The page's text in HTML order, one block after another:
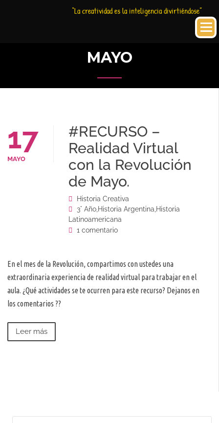
“La creatividad es la inteligencia divirtiéndose”
MAYO
17
MAYO
#RECURSO –
Realidad Virtual
con la Revolución
de Mayo.
Historia Creativa
3° Año,Historia Argentina,Historia
Latinoamericana
1 comentario
En el mes de la Revolución, compartimos con ustedes una
extraordinaria experiencia de realidad virtual para trabajar en el
aula. ¿Qué actividades se te ocurren para este recurso? Dejanos en
los comentarios ??
Leer más